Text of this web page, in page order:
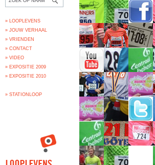
» LOOPLEVENS
» JOUW VERHAAL
» VRIENDEN
» CONTACT
» VIDEO
» EXPOSITIE 2009
» EXPOSITIE 2010
» STATIONLOOP